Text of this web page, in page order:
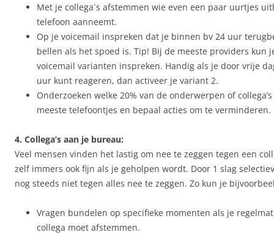
Met je collega´s afstemmen wie even een paar uurtjes
telefoon aanneemt.
Op je voicemail inspreken dat je binnen bv 24 uur
bellen als het spoed is. Tip! Bij de meeste providers kun
voicemail varianten inspreken. Handig als je door vrije
uur kunt reageren, dan activeer je variant 2.
Onderzoeken welke 20% van de onderwerpen of
meeste telefoontjes en bepaal acties om te verminderen.
4. Collega’s aan je bureau:
Veel mensen vinden het lastig om nee te zeggen tegen een
zelf immers ook fijn als je geholpen wordt. Door 1 slag
nog steeds niet tegen alles nee te zeggen. Zo kun je
Vragen bundelen op specifieke momenten als je
collega moet afstemmen.